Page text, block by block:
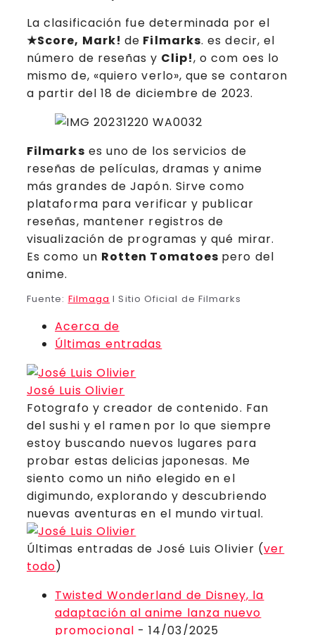
La clasificación fue determinada por el
★Score, Mark!de Filmarks. es decir, el
número de reseñas y Clip!, o com oes lo
mismo de, «quiero verlo», que se contaron
a partir del 18 de diciembre de 2023.
Filmarks es uno de los servicios de
reseñas de películas, dramas y anime
más grandes de Japón. Sirve como
plataforma para verificar y publicar
reseñas, mantener registros de
visualización de programas y qué mirar.
Es como un Rotten Tomatoes pero del
anime.
Fuente: Filmaga l Sitio Oficial de Filmarks
Acerca de
Últimas entradas
José Luis Olivier
Fotografo y creador de contenido. Fan
del sushi y el ramen por lo que siempre
estoy buscando nuevos lugares para
probar estas delicias japonesas. Me
siento como un niño elegido en el
digimundo, explorando y descubriendo
nuevas aventuras en el mundo virtual.
Últimas entradas de José Luis Olivier (ver
todo)
Twisted Wonderland de Disney, la
adaptación al anime lanza nuevo
promocional - 14/03/2025